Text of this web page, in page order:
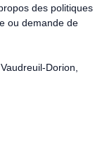
des politiques
ou demande de
Dorion,